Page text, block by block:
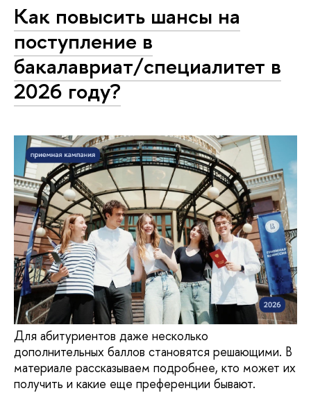
Как повысить шансы на
поступление в
бакалавриат/специалитет в
2026 году?
Для абитуриентов даже несколько
дополнительных баллов становятся решающими. В
материале рассказываем подробнее, кто может их
получить и какие еще преференции бывают.